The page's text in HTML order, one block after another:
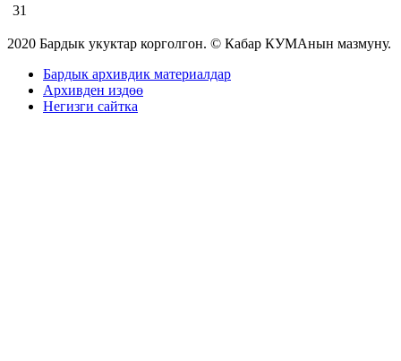
31
2020 Бардык укуктар корголгон. © Кабар КУМАнын мазмуну.
Бардык архивдик материалдар
Архивден издөө
Негизги сайтка